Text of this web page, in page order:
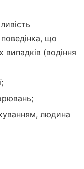
що
(водіння
людина